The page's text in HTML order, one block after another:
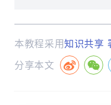
本教程采用知识共享
分享本文